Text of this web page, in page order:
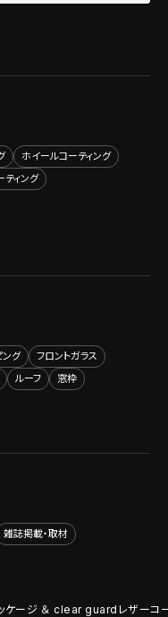
ホイールコーティング
ティング
ング
フロントガラス
ルーフ 窓枠
雑誌掲載・取材
ージ ＆ clear guardレザーコー